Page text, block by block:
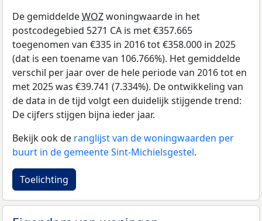
De gemiddeldeWOZwoningwaarde in het
postcodegebied 5271 CA is met €357.665
toegenomen van €335 in 2016 tot €358.000 in 2025
(dat is een toename van 106.766%). Het gemiddelde
verschil per jaar over de hele periode van 2016 tot en
met 2025 was €39.741 (7.334%). De ontwikkeling van
de data in de tijd volgt een duidelijk stijgende trend:
De cijfers stijgen bijna ieder jaar.
Bekijk ook de ranglijst van de woningwaarden per
buurt in de gemeente Sint-Michielsgestel.
Toelichting